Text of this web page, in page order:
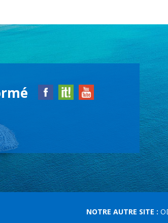
NOTRE AUTRE SITE :